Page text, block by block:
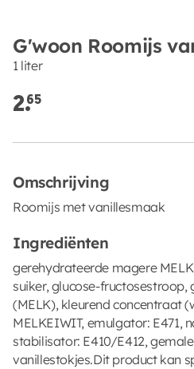
G'woon Roomijs
1 liter
2.65
Omschrijving
Roomijs met vanillesmaak
Ingrediënten
gerehydrateerde magere
suiker, glucose-fructosestroop,
(MELK), kleurend concentraat
MELKEIWIT, emulgator: E471,
stabilisator: E410/E412,
vanillestokjes.Dit product kan